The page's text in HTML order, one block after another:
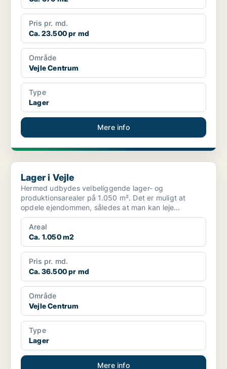
Pris pr. md.
Ca. 23.500 pr md
Område
Vejle Centrum
Type
Lager
Mere info
Lager i Vejle
Lager i Vejle
Hermed udbydes velbeliggende lager- og
produktionsarealer på 1.050 m². Det er muligt at
opdele ejendommen, således at man kan leje
lagerarealer inkl. kontor ...
Areal
Ca. 1.050 m2
Pris pr. md.
Ca. 36.500 pr md
Område
Vejle Centrum
Type
Lager
Mere info